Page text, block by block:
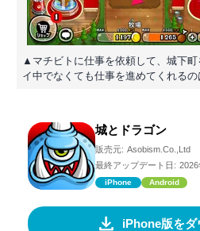
▲マチビトに仕事を依頼して、城下
イ中でなくても仕事を進めてくれるの
城とドラゴン
販売元: Asobism.Co.,Ltd
最終アップデート日: 2026
iPhone Android
iPhone版をダ